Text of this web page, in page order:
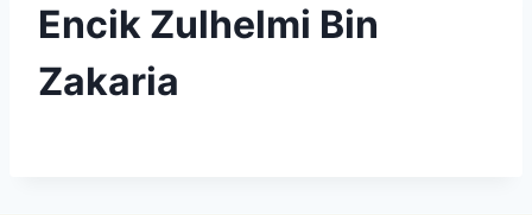
Encik Zulhelmi Bin
Zakaria